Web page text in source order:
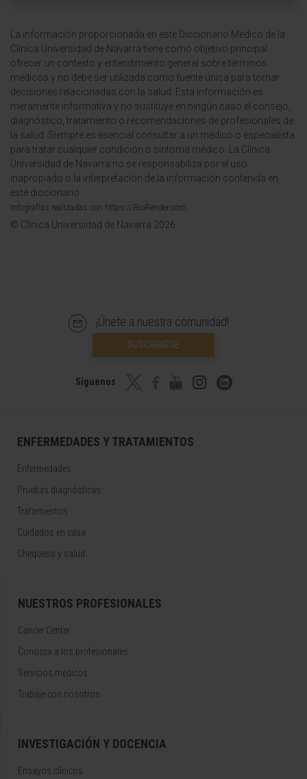
La información proporcionada en este Diccionario Médico de la
Clínica Universidad de Navarra tiene como objetivo principal
ofrecer un contexto y entendimiento general sobre términos
médicos y no debe ser utilizada como fuente única para tomar
decisiones relacionadas con la salud. Esta información es
meramente informativa y no sustituye en ningún caso el consejo,
diagnóstico, tratamiento o recomendaciones de profesionales de
la salud. Siempre es esencial consultar a un médico o especialista
para tratar cualquier condición o síntoma médico. La Clínica
Universidad de Navarra no se responsabiliza por el uso
inapropiado o la interpretación de la información contenida en
este diccionario.
Infografías realizadas con https://BioRender.com
© Clínica Universidad de Navarra 2026
¡Únete a nuestra comunidad!
SUSCRIBIRSE
Síguenos
ENFERMEDADES Y TRATAMIENTOS
Enfermedades
Pruebas diagnósticas
Tratamientos
Cuidados en casa
Chequeos y salud
NUESTROS PROFESIONALES
Cancer Center
Conozca a los profesionales
Servicios médicos
Trabaje con nosotros
INVESTIGACIÓN Y DOCENCIA
Ensayos clínicos